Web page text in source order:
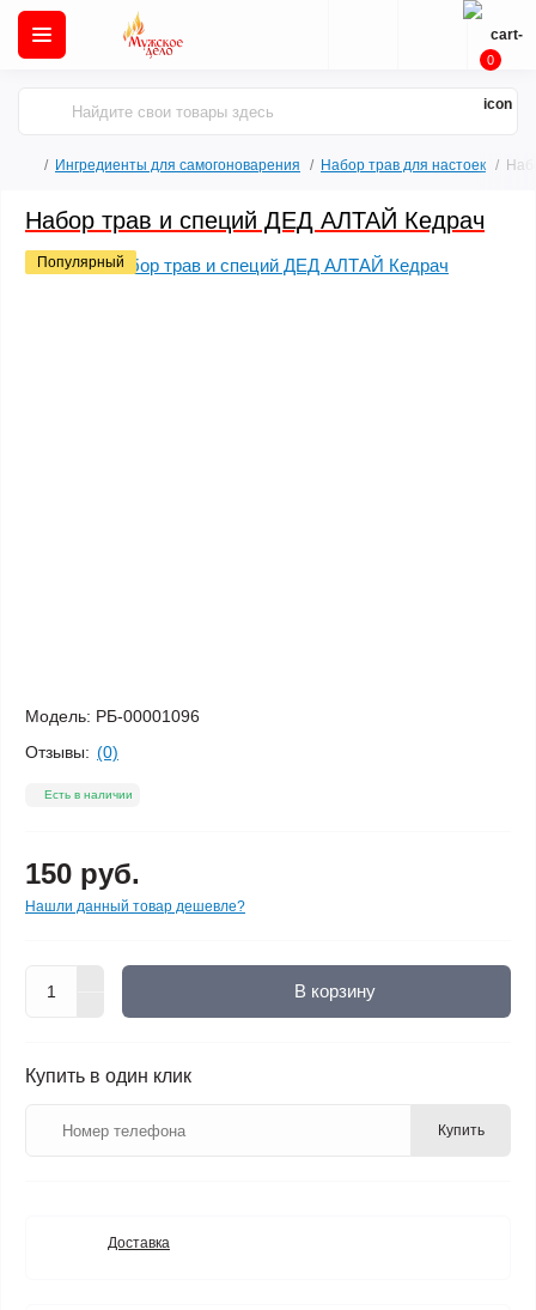
0
Ингредиенты для самогоноварения Набор трав для настоек
Набор трав и специй ДЕД АЛТАЙ Кедрач
Популярный
Модель: РБ-00001096
Отзывы: (0)
Есть в наличии
150 руб.
Нашли данный товар дешевле?
В корзину
Купить в один клик
Купить
Доставка